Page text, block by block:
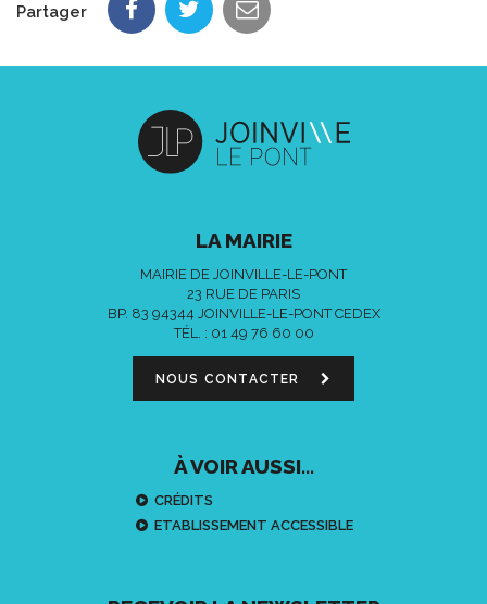
Partager
LA MAIRIE
MAIRIE DE JOINVILLE-LE-PONT
23 RUE DE PARIS
BP. 83 94344 JOINVILLE-LE-PONT CEDEX
TÉL. : 01 49 76 60 00
NOUS CONTACTER
À VOIR AUSSI...
CRÉDITS
ETABLISSEMENT ACCESSIBLE